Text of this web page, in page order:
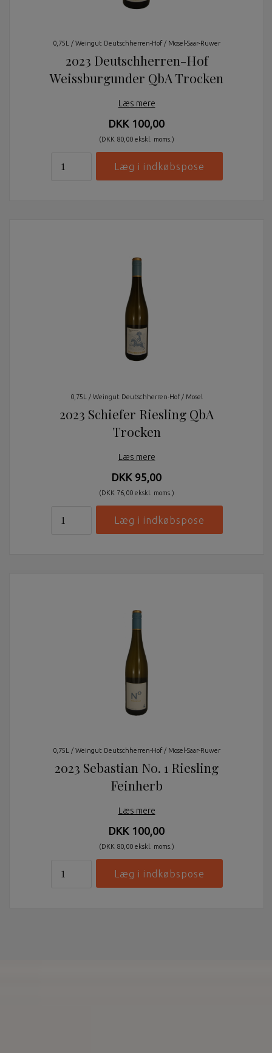
0,75L / Weingut Deutschherren-Hof / Mosel-Saar-Ruwer
2023 Deutschherren-Hof
Weissburgunder QbA Trocken
Læs mere
DKK 100,00
(DKK 80,00 ekskl. moms.)
0,75L / Weingut Deutschherren-Hof / Mosel
2023 Schiefer Riesling QbA
Trocken
Læs mere
DKK 95,00
(DKK 76,00 ekskl. moms.)
0,75L / Weingut Deutschherren-Hof / Mosel-Saar-Ruwer
2023 Sebastian No. 1 Riesling
Feinherb
Læs mere
DKK 100,00
(DKK 80,00 ekskl. moms.)